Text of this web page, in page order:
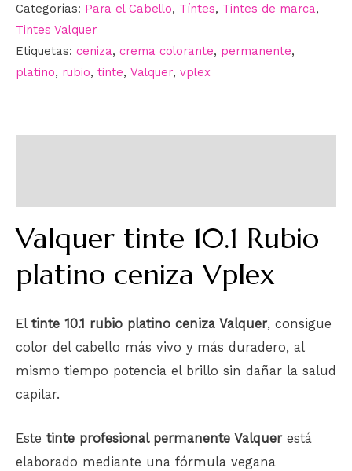
Categorías: Para el Cabello, Tíntes, Tintes de marca,
Tintes Valquer
Etiquetas: ceniza, crema colorante, permanente,
platino, rubio, tinte, Valquer, vplex
Valquer tinte 10.1 Rubio
platino ceniza Vplex
El tinte 10.1 rubio platino ceniza Valquer, consigue
color del cabello más vivo y más duradero, al
mismo tiempo potencia el brillo sin dañar la salud
capilar.
Este tinte profesional permanente Valquer está
elaborado mediante una fórmula vegana